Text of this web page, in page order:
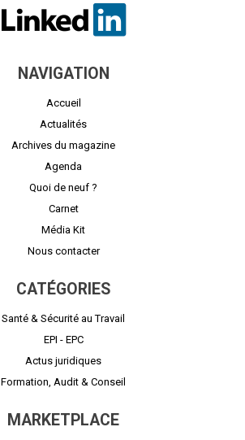
NAVIGATION
Accueil
Actualités
Archives du magazine
Agenda
Quoi de neuf ?
Carnet
Média Kit
Nous contacter
CATÉGORIES
Santé & Sécurité au Travail
EPI - EPC
Actus juridiques
Formation, Audit & Conseil
MARKETPLACE